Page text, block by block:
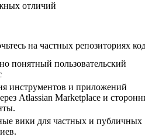
отличий
на частных репозиториях
понятный пользовательский
инструментов и приложений
Atlassian Marketplace и
вики для частных и публичных